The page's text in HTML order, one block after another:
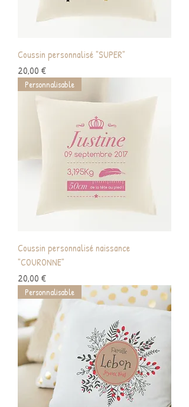
Coussin personnalisé "SUPER"
Prix
20,00 €
Personnalisable
Coussin personnalisé naissance
"COURONNE"
Prix
20,00 €
Personnalisable